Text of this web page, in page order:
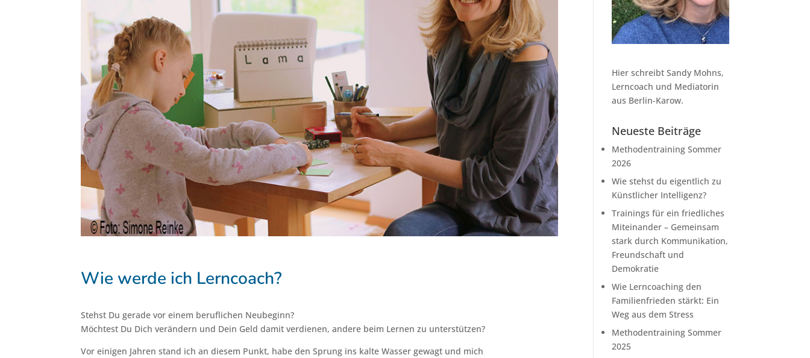
Wie werde ich Lerncoach?
Stehst Du gerade vor einem beruflichen Neubeginn?
Möchtest Du Dich verändern und Dein Geld damit verdienen, andere beim Lernen zu unterstützen?
Vor einigen Jahren stand ich an diesem Punkt, habe den Sprung ins kalte Wasser gewagt und mich
Hier schreibt Sandy Mohns,
Lerncoach und Mediatorin
aus Berlin-Karow.
Neueste Beiträge
Methodentraining Sommer
2026
Wie stehst du eigentlich zu
Künstlicher Intelligenz?
Trainings für ein friedliches
Miteinander – Gemeinsam
stark durch Kommunikation,
Freundschaft und
Demokratie
Wie Lerncoaching den
Familienfrieden stärkt: Ein
Weg aus dem Stress
Methodentraining Sommer
2025